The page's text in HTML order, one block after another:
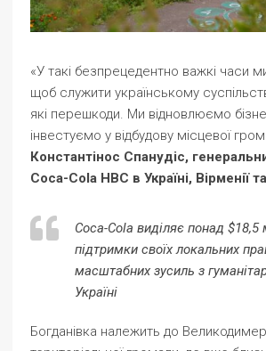
«У такі безпрецедентно важкі часи
щоб служити українському
які перешкоди. Ми відновлюємо
інвестуємо у відбудову місцевої
Константінос Спанудіс,
Coca-Cola HBC в Україні, Вірменії
Coca-Cola виділяє понад
підтримки своїх локальних
масштабних зусиль з
Україні
Богданівка належить до